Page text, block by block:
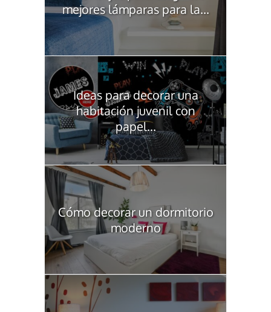
mejores lámparas para la...
Ideas para decorar una
habitación juvenil con
papel...
Cómo decorar un dormitorio
moderno